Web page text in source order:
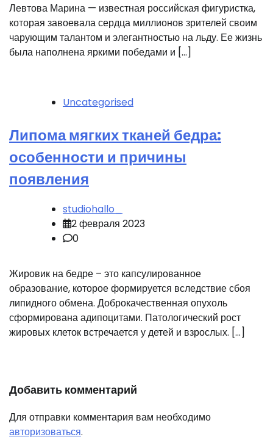
Левтова Марина — известная российская фигуристка,
которая завоевала сердца миллионов зрителей своим
чарующим талантом и элегантностью на льду. Ее жизнь
была наполнена яркими победами и […]
Uncategorised
Липома мягких тканей бедра:
особенности и причины
появления
studiohallo_
2 февраля 2023
0
Жировик на бедре – это капсулированное
образование, которое формируется вследствие сбоя
липидного обмена. Доброкачественная опухоль
сформирована адипоцитами. Патологический рост
жировых клеток встречается у детей и взрослых. […]
Добавить комментарий
Для отправки комментария вам необходимо
авторизоваться.